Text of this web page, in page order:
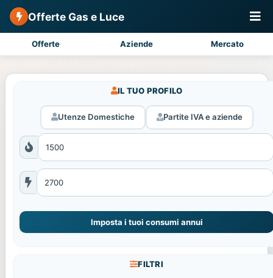
Offerte Gas e Luce
Offerte Aziende Mercato
IL TUO PROFILO
Utenze Domestiche Partite IVA e aziende
Imposta i tuoi consumi annui
FILTRI